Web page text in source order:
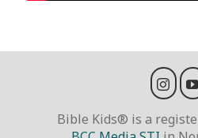
Bible Kids® is a